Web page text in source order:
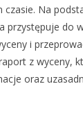
czasie. Na
przystępuje do
i
z wyceny,
oraz